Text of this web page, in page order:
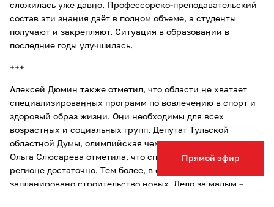
Прямой эфир
сложилась уже давно. Профессорско-преподавательский
состав эти знания даёт в полном объеме, а студенты
получают и закрепляют. Ситуация в образовании в
последние годы улучшилась.
+++
Алексей Дюмин также отметил, что области не хватает
специализированных программ по вовлечению в спорт и
здоровый образ жизни. Они необходимы для всех
возрастных и социальных групп. Депутат Тульской
областной Думы, олимпийская чемпионка по велоспорту
Ольга Слюсарева отметила, что спортивных площадок в
регионе достаточно. Тем более, в следующем году
запланировано строительство новых. Дело за малым –